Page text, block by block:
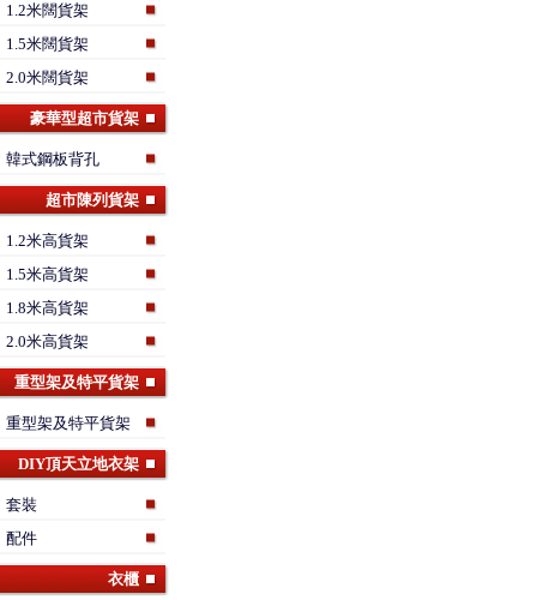
1.2米闊貨架
1.5米闊貨架
2.0米闊貨架
豪華型超市貨架
韓式鋼板背孔
超市陳列貨架
1.2米高貨架
1.5米高貨架
1.8米高貨架
2.0米高貨架
重型架及特平貨架
重型架及特平貨架
DIY頂天立地衣架
套裝
配件
衣櫃